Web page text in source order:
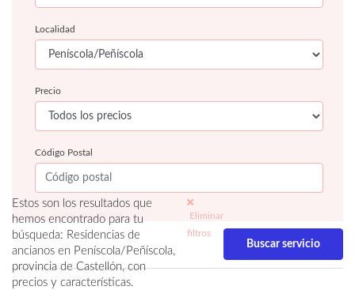
Localidad
Precio
Código Postal
Estos son los resultados que
hemos encontrado para tu
búsqueda: Residencias de
ancianos en Peníscola/Peñíscola,
provincia de Castellón, con
precios y características.
Eliminar
filtros